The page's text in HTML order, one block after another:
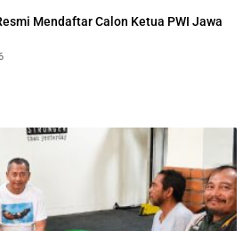
Mendaftar Calon Ketua PWI Jawa